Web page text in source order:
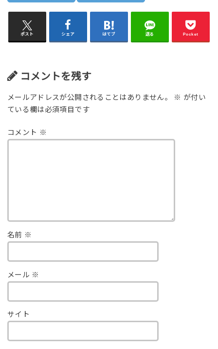
ポスト シェア はてブ 送る Pocket
コメントを残す
メールアドレスが公開されることはありません。 ※ が付い
ている欄は必須項目です
コメント ※
名前 ※
メール ※
サイト